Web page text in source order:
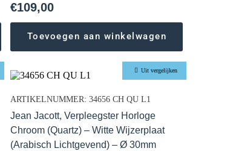
€109,00
Toevoegen aan winkelwagen
Uit vergelijken
ARTIKELNUMMER: 34656 CH QU L1
Jean Jacott, Verpleegster Horloge
Chroom (Quartz) – Witte Wijzerplaat
(Arabisch Lichtgevend) – Ø 30mm